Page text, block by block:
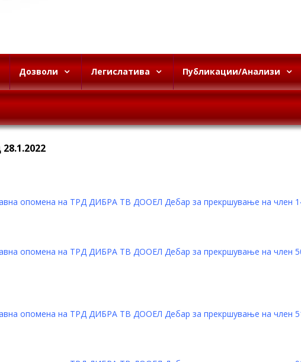
Дозволи Легислатива Публикации/Анализи
опомена на ТРД ДИБРА ТВ ДООЕЛ Дебар за прекршување на член
опомена на ТРД ДИБРА ТВ ДООЕЛ Дебар за прекршување на член
опомена на ТРД ДИБРА ТВ ДООЕЛ Дебар за прекршување на член